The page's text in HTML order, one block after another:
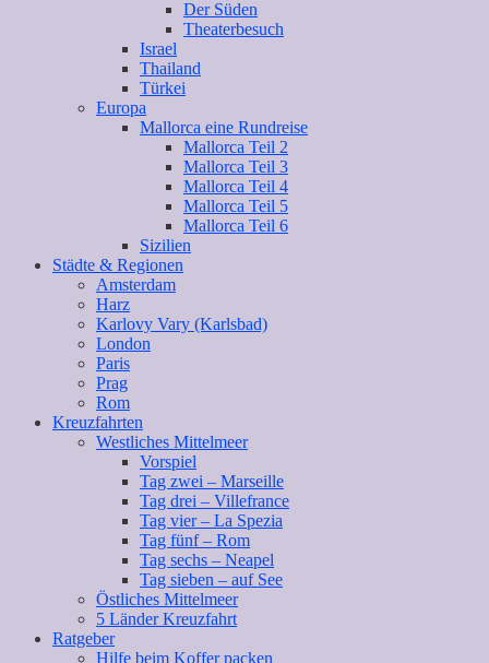
Der Süden
Theaterbesuch
Israel
Thailand
Türkei
Europa
Mallorca eine Rundreise
Mallorca Teil 2
Mallorca Teil 3
Mallorca Teil 4
Mallorca Teil 5
Mallorca Teil 6
Sizilien
Städte & Regionen
Amsterdam
Harz
Karlovy Vary (Karlsbad)
London
Paris
Prag
Rom
Kreuzfahrten
Westliches Mittelmeer
Vorspiel
Tag zwei – Marseille
Tag drei – Villefrance
Tag vier – La Spezia
Tag fünf – Rom
Tag sechs – Neapel
Tag sieben – auf See
Östliches Mittelmeer
5 Länder Kreuzfahrt
Ratgeber
Hilfe beim Koffer packen